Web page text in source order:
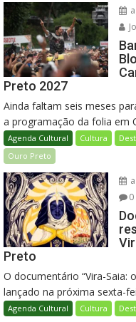
Preto 2027
Ainda faltam seis meses
a programação da folia em
Agenda Cultural Cultura
Ouro Preto
0
Preto
O documentário “Vira-Saia:
lançado na próxima sexta-
Agenda Cultural Cultura